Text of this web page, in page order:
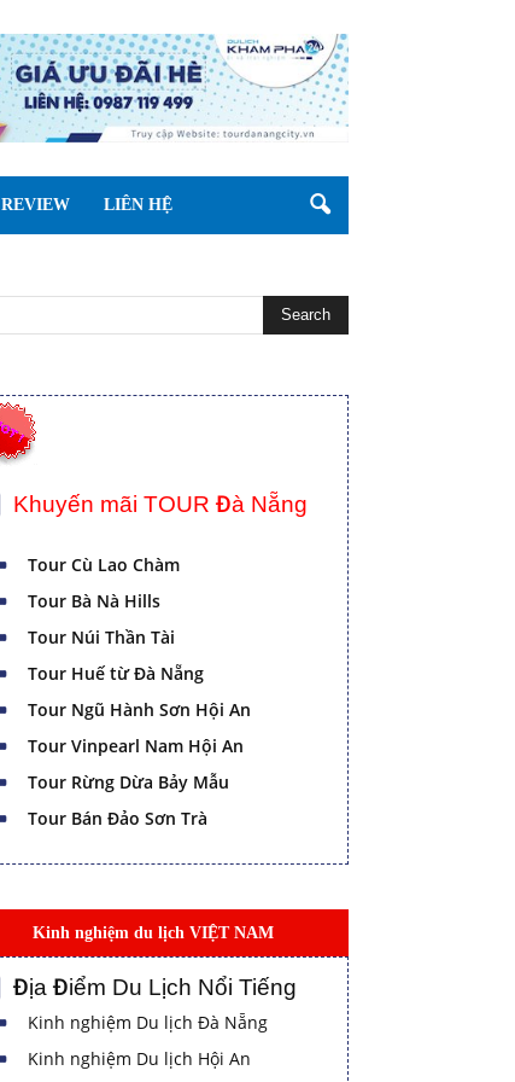
REVIEW LIÊN HỆ
Khuyến mãi TOUR Đà Nẵng
Tour Cù Lao Chàm
Tour Bà Nà Hills
Tour Núi Thần Tài
Tour Huế từ Đà Nẵng
Tour Ngũ Hành Sơn Hội An
Tour Vinpearl Nam Hội An
Tour Rừng Dừa Bảy Mẫu
Tour Bán Đảo Sơn Trà
Kinh nghiệm du lịch VIỆT NAM
Địa Điểm Du Lịch Nổi Tiếng
Kinh nghiệm Du lịch Đà Nẵng
Kinh nghiệm Du lịch Hội An